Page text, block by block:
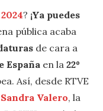
? ¡Ya puedes
pública acaba
de cara a
España en la 22º
Así, desde RTVE
Sandra Valero, la